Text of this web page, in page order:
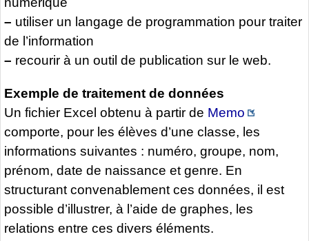
– utiliser un langage de programmation pour traiter
de l’information
– recourir à un outil de publication sur le web.
Exemple de traitement de données
Un fichier Excel obtenu à partir de Memo
comporte, pour les élèves d’une classe, les
informations suivantes : numéro, groupe, nom,
prénom, date de naissance et genre. En
structurant convenablement ces données, il est
possible d’illustrer, à l’aide de graphes, les
relations entre ces divers éléments.